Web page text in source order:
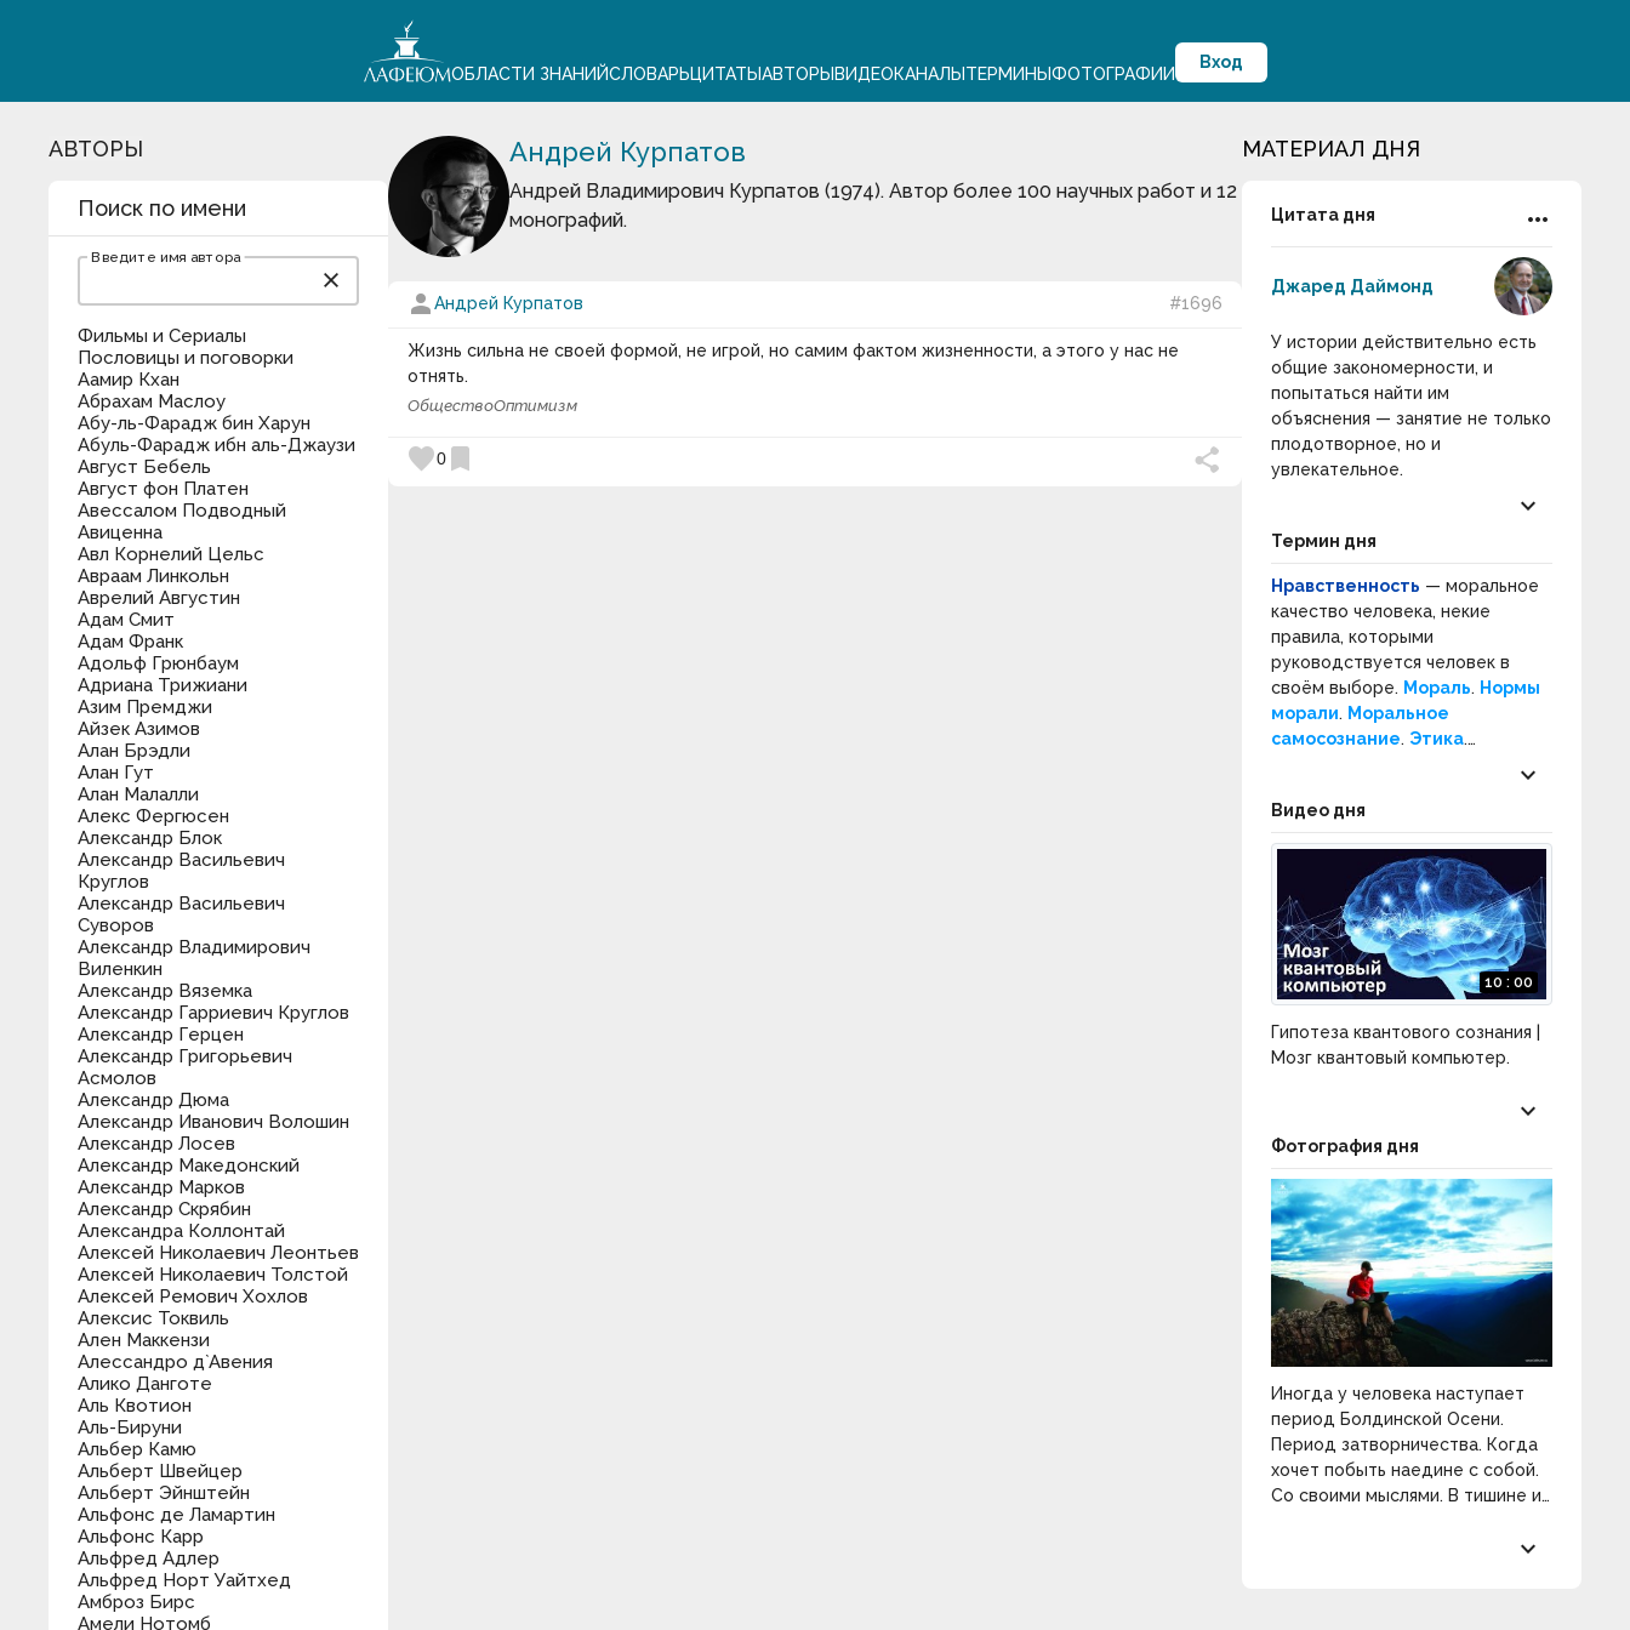
ОБЛАСТИ ЗНАНИЙСЛОВАРЬЦИТАТЫАВТОРЫВИДЕОКАНАЛЫТЕРМИНЫФОТОГРАФИИ
Вход
АВТОРЫ
Поиск по имени
Введите имя автора
close
Фильмы и Сериалы
Пословицы и поговорки
Аамир Кхан
Абрахам Маслоу
Абу-ль-Фарадж бин Харун
Абуль-Фарадж ибн аль-Джаузи
Август Бебель
Август фон Платен
Авессалом Подводный
Авиценна
Авл Корнелий Цельс
Авраам Линкольн
Аврелий Августин
Адам Смит
Адам Франк
Адольф Грюнбаум
Адриана Трижиани
Азим Премджи
Айзек Азимов
Алан Брэдли
Алан Гут
Алан Малалли
Алекс Фергюсен
Александр Блок
Александр Васильевич
Круглов
Александр Васильевич
Суворов
Александр Владимирович
Виленкин
Александр Вяземка
Александр Гарриевич Круглов
Александр Герцен
Александр Григорьевич
Асмолов
Александр Дюма
Александр Иванович Волошин
Александр Лосев
Александр Македонский
Александр Марков
Александр Скрябин
Александра Коллонтай
Алексей Николаевич Леонтьев
Алексей Николаевич Толстой
Алексей Ремович Хохлов
Алексис Токвиль
Ален Маккензи
Алессандро д`Авения
Алико Данготе
Аль Квотион
Аль-Бируни
Альбер Камю
Альберт Швейцер
Альберт Эйнштейн
Альфонс де Ламартин
Альфонс Карр
Альфред Адлер
Альфред Норт Уайтхед
Амброз Бирс
Амели Нотомб
Андрей Курпатов
Андрей Владимирович Курпатов (1974). Автор более 100 научных работ и 12
монографий.
personАндрей Курпатов #1696
Жизнь сильна не своей формой, не игрой, но самим фактом жизненности, а этого у нас не
отнять.
ОбществоОптимизм
favorite0 bookmark
МАТЕРИАЛ ДНЯ
Цитата дня more_horiz
Джаред Даймонд
У истории действительно есть
общие закономерности, и
попытаться найти им
объяснения — занятие не только
плодотворное, но и
увлекательное.
keyboard_arrow_down
Термин дня
Нравственность — моральное
качество человека, некие
правила, которыми
руководствуется человек в
своём выборе. Мораль. Нормы
морали. Моральное
самосознание. Этика.
Социальное поведение
Социальные нормы.
keyboard_arrow_down
Видео дня
10 : 00
Гипотеза квантового сознания |
Мозг квантовый компьютер.
keyboard_arrow_down
Фотография дня
Иногда у человека наступает
период Болдинской Осени.
Период затворничества. Когда
хочет побыть наедине с собой.
Со своими мыслями. В тишине и
keyboard_arrow_down